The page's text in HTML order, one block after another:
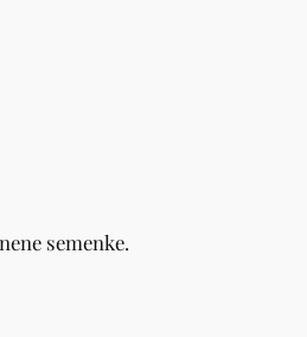
semenke.